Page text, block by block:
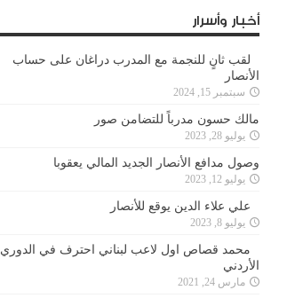
أخبار وأسرار
لقب ثانٍ للنجمة مع المدرب دراغان على حساب
الأنصار
سبتمبر 15, 2024
مالك حسون مدرباً للتضامن صور
يوليو 28, 2023
وصول مدافع الأنصار الجديد المالي يعقوبا
يوليو 12, 2023
علي علاء الدين يوقع للأنصار
يوليو 8, 2023
محمد قصاص اول لاعب لبناني احترف في الدوري
الأردني
مارس 24, 2021